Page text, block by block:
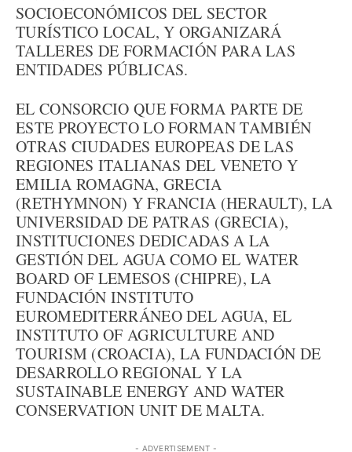
SOCIOECONÓMICOS DEL SECTOR
TURÍSTICO LOCAL, Y ORGANIZARÁ
TALLERES DE FORMACIÓN PARA LAS
ENTIDADES PÚBLICAS.
EL CONSORCIO QUE FORMA PARTE DE
ESTE PROYECTO LO FORMAN TAMBIÉN
OTRAS CIUDADES EUROPEAS DE LAS
REGIONES ITALIANAS DEL VENETO Y
EMILIA ROMAGNA, GRECIA
(RETHYMNON) Y FRANCIA (HERAULT), LA
UNIVERSIDAD DE PATRAS (GRECIA),
INSTITUCIONES DEDICADAS A LA
GESTIÓN DEL AGUA COMO EL WATER
BOARD OF LEMESOS (CHIPRE), LA
FUNDACIÓN INSTITUTO
EUROMEDITERRÁNEO DEL AGUA, EL
INSTITUTO OF AGRICULTURE AND
TOURISM (CROACIA), LA FUNDACIÓN DE
DESARROLLO REGIONAL Y LA
SUSTAINABLE ENERGY AND WATER
CONSERVATION UNIT DE MALTA.
- ADVERTISEMENT -